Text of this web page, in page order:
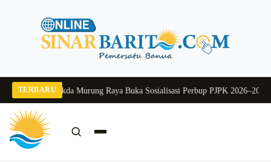
TERBARU
2026Pj Sekda Murung Raya Buka Sosialisasi Perbup PJPK 2026–2030